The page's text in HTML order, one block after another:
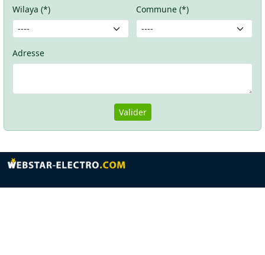
Wilaya (*) Commune (*)
Adresse